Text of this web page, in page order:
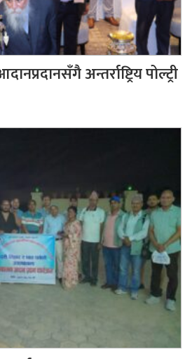
अन्तर्राष्ट्रिय पोल्ट्री